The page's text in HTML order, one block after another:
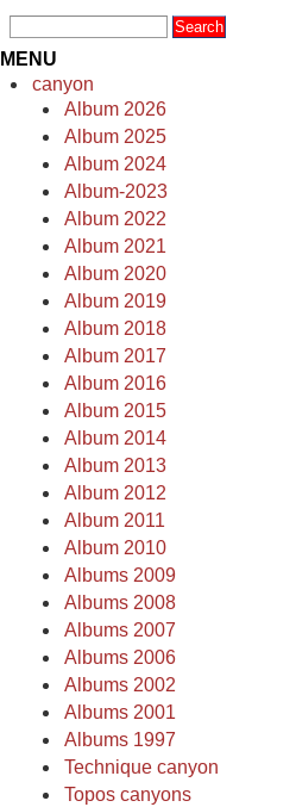
MENU
canyon
Album 2026
Album 2025
Album 2024
Album-2023
Album 2022
Album 2021
Album 2020
Album 2019
Album 2018
Album 2017
Album 2016
Album 2015
Album 2014
Album 2013
Album 2012
Album 2011
Album 2010
Albums 2009
Albums 2008
Albums 2007
Albums 2006
Albums 2002
Albums 2001
Albums 1997
Technique canyon
Topos canyons